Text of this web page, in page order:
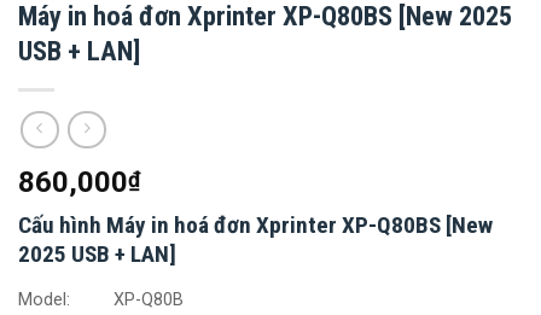
Máy in hoá đơn Xprinter XP-Q80BS [New 2025
USB + LAN]
860,000₫
Cấu hình Máy in hoá đơn Xprinter XP-Q80BS [New
2025 USB + LAN]
Model:
XP-Q80B